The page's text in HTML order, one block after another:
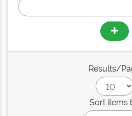
Results/
Sort items